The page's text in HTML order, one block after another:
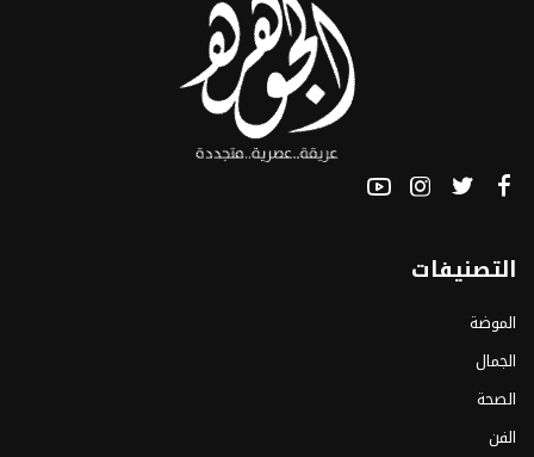
التصنيفات
الموضة
الجمال
الصحة
الفن